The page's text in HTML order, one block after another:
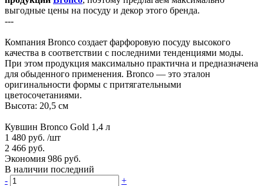
выгодные цены на посуду и декор этого бренда.
---
Компания Bronco создает фарфоровую посуду высокого
качества в соответствии с последними тенденциями моды.
При этом продукция максимально практична и предназначена
для обыденного применения. Bronco — это эталон
оригинальности формы с притягательными
цветосочетаниями.
Высота: 20,5 см
Кувшин Bronco Gold 1,4 л
1 480 руб. /шт
2 466 руб.
Экономия 986 руб.
В наличии последний
-
+